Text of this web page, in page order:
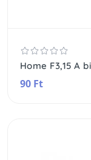
90 Ft